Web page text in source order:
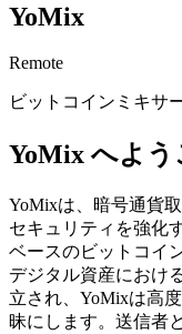
YoMix
Remote
ビットコインミキサ
YoMix へよう
YoMixは、暗号通貨
セキュリティを強化
ベースのビットコイ
デジタル資産におけ
立され、YoMixは高
昧にします。送信者